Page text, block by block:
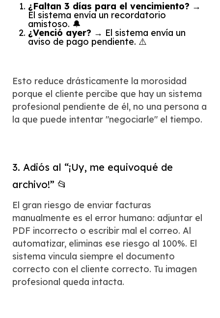
¿Faltan 3 días para el vencimiento? →
El sistema envía un recordatorio
amistoso. 🔔
¿Venció ayer? → El sistema envía un
aviso de pago pendiente. ⚠️
Esto reduce drásticamente la morosidad
porque el cliente percibe que hay un sistema
profesional pendiente de él, no una persona a
la que puede intentar "negociarle" el tiempo.
3. Adiós al “¡Uy, me equivoqué de
archivo!” 📂
El gran riesgo de enviar facturas
manualmente es el error humano: adjuntar el
PDF incorrecto o escribir mal el correo. Al
automatizar, eliminas ese riesgo al 100%. El
sistema vincula siempre el documento
correcto con el cliente correcto. Tu imagen
profesional queda intacta.